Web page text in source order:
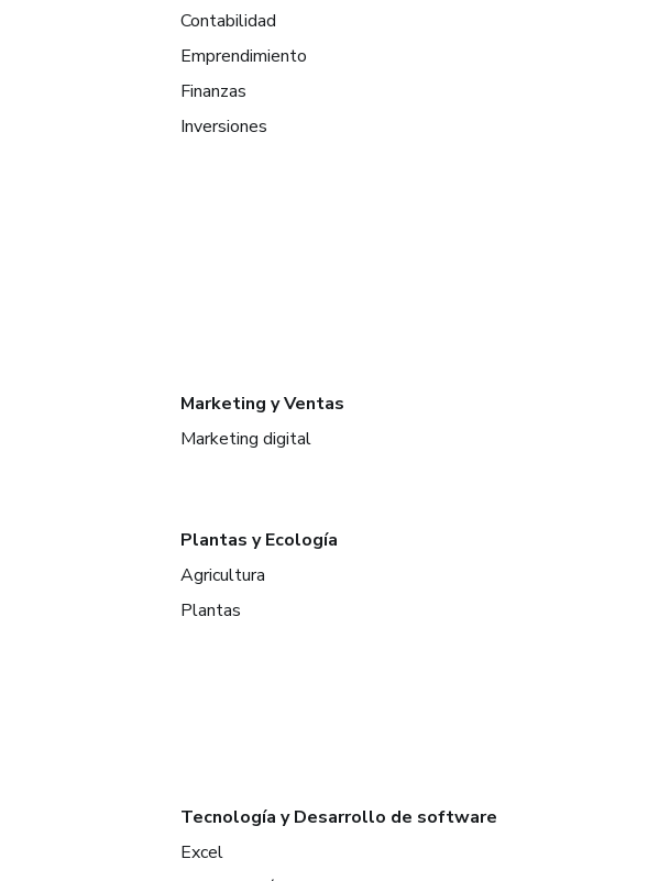
Contabilidad
Emprendimiento
Finanzas
Inversiones
Marketing y Ventas
Marketing digital
Plantas y Ecología
Agricultura
Plantas
Tecnología y Desarrollo de software
Excel